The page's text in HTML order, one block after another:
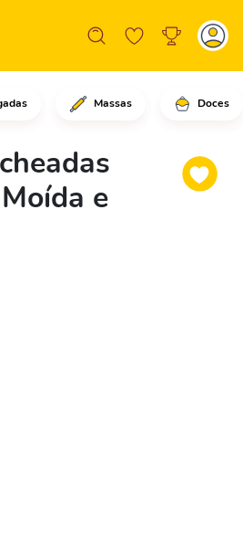
Massas Doces
e
as batatas já